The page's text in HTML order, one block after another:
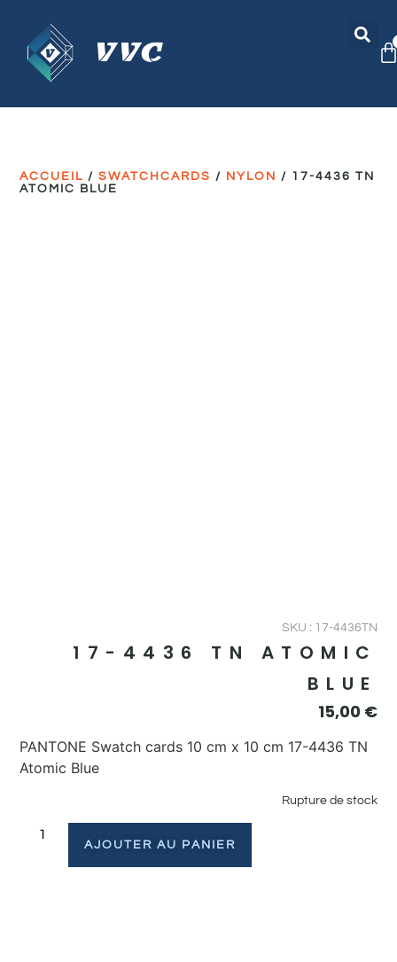
ACCUEIL /SWATCHCARDS / NYLON / 17-4436 TN
ATOMIC BLUE
SKU : 17-4436TN
17-4436 TN ATOMIC
BLUE
15,00 €
PANTONE Swatch cards 10 cm x 10 cm 17-4436 TN
Atomic Blue
Rupture de stock
AJOUTER AU PANIER